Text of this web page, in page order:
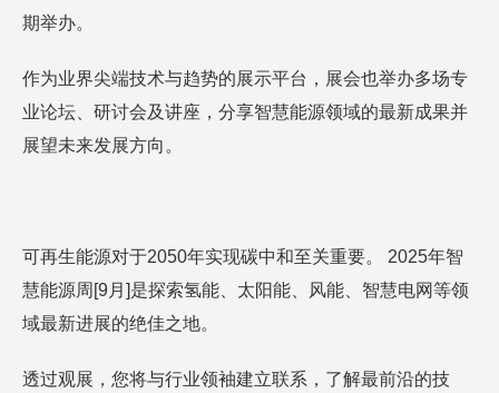
期举办。
作为业界尖端技术与趋势的展示平台，展会也举办多场专
业论坛、研讨会及讲座，分享智慧能源领域的最新成果并
展望未来发展方向。
可再生能源对于2050年实现碳中和至关重要。 2025年智
慧能源周[9月]是探索氢能、太阳能、风能、智慧电网等领
域最新进展的绝佳之地。
透过观展，您将与行业领袖建立联系，了解最前沿的技